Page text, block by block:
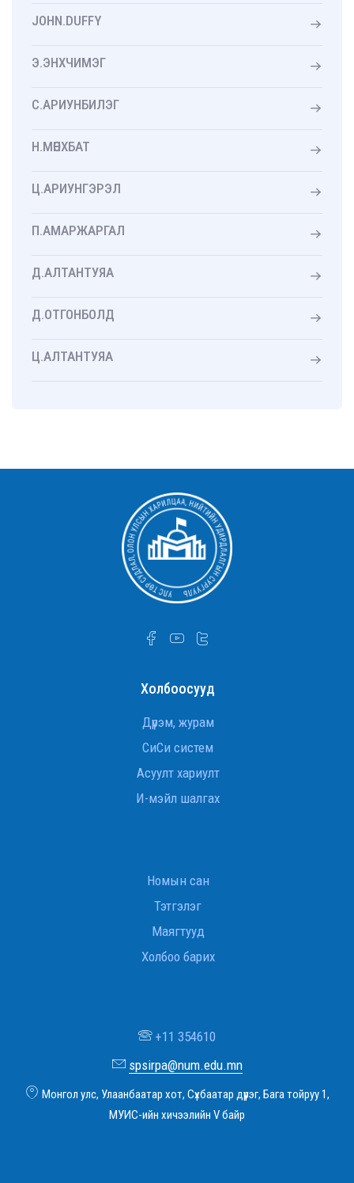
JOHN.DUFFY
Э.ЭНХЧИМЭГ
С.АРИУНБИЛЭГ
Н.МӨНХБАТ
Ц.АРИУНГЭРЭЛ
П.АМАРЖАРГАЛ
Д.АЛТАНТУЯА
Д.ОТГОНБОЛД
Ц.АЛТАНТУЯА
Холбоосууд
Дүрэм, журам
СиСи систем
Асуулт хариулт
И-мэйл шалгах
Номын сан
Тэтгэлэг
Маягтууд
Холбоо барих
+11 354610
spsirpa@num.edu.mn
Монгол улс, Улаанбаатар хот, Сүхбаатар дүүрэг, Бага тойруу 1,
МУИС-ийн хичээлийн V байр